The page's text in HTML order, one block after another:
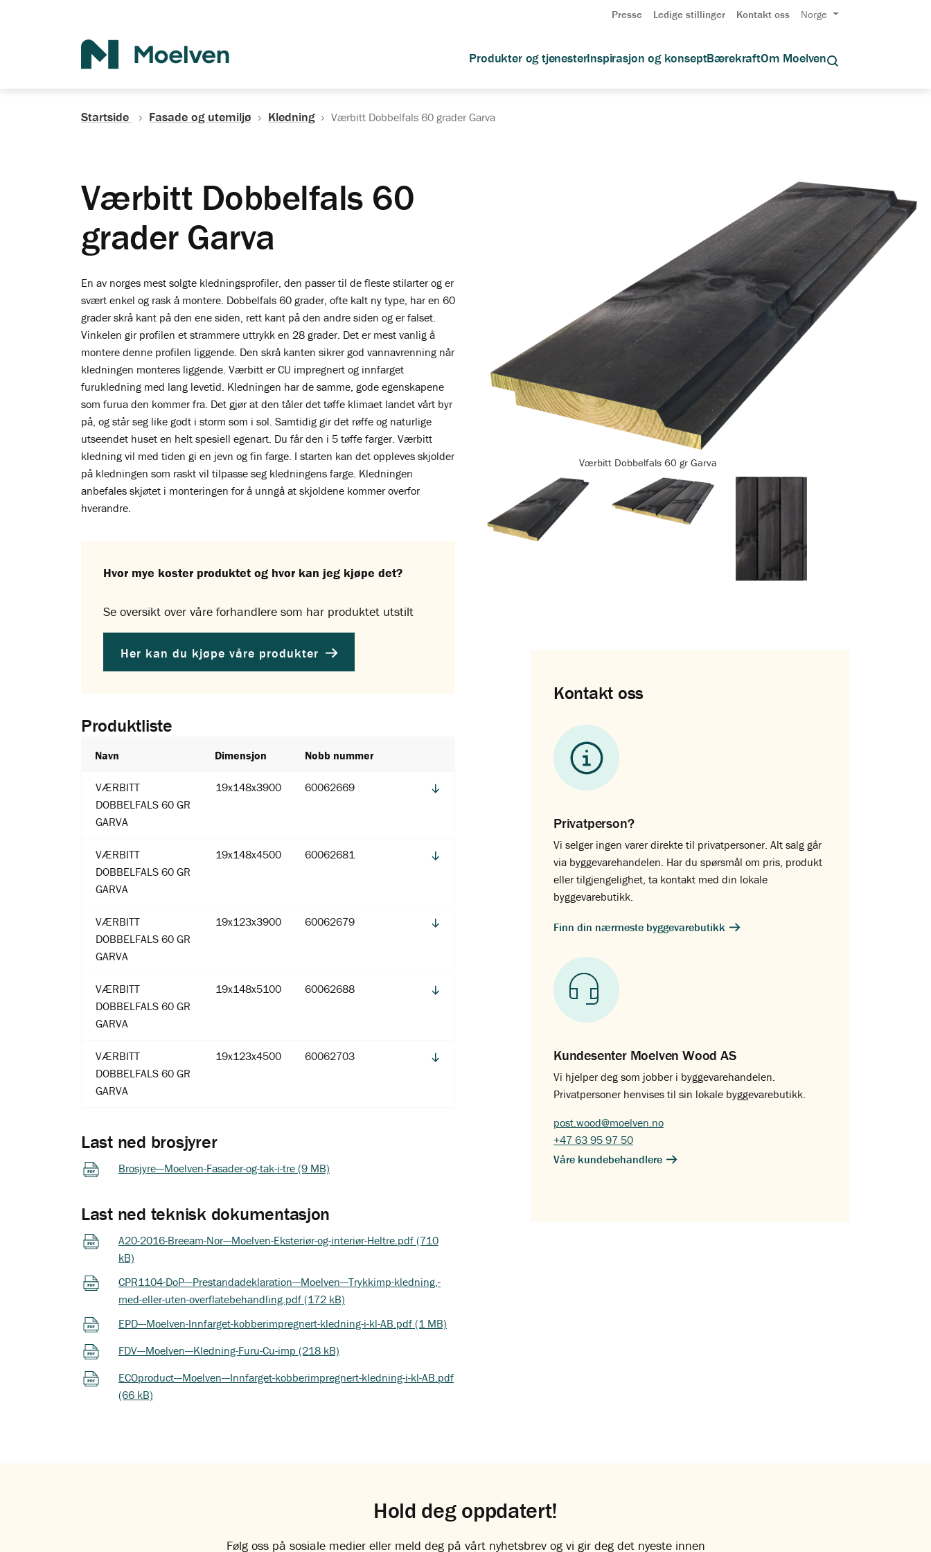
Presse Ledige stillinger Kontakt oss Norge
Produkter og tjenesterInspirasjon og konseptBærekraftOm Moelven
Startside Fasade og utemiljø Kledning Værbitt Dobbelfals 60 grader Garva
Værbitt Dobbelfals 60
grader Garva
En av norges mest solgte kledningsprofiler, den passer til de fleste stilarter og er
svært enkel og rask å montere. Dobbelfals 60 grader, ofte kalt ny type, har en 60
grader skrå kant på den ene siden, rett kant på den andre siden og er falset.
Vinkelen gir profilen et strammere uttrykk en 28 grader. Det er mest vanlig å
montere denne profilen liggende. Den skrå kanten sikrer god vannavrenning når
kledningen monteres liggende. Værbitt er CU impregnert og innfarget
furukledning med lang levetid. Kledningen har de samme, gode egenskapene
som furua den kommer fra. Det gjør at den tåler det tøffe klimaet landet vårt byr
på, og står seg like godt i storm som i sol. Samtidig gir det røffe og naturlige
utseendet huset en helt spesiell egenart. Du får den i 5 tøffe farger. Værbitt
kledning vil med tiden gi en jevn og fin farge. I starten kan det oppleves skjolder
på kledningen som raskt vil tilpasse seg kledningens farge. Kledningen
anbefales skjøtet i monteringen for å unngå at skjoldene kommer overfor
hverandre.
Hvor mye koster produktet og hvor kan jeg kjøpe det?
Se oversikt over våre forhandlere som har produktet utstilt
Her kan du kjøpe våre produkter
Produktliste
Navn Dimensjon Nobb nummer
VÆRBITT
DOBBELFALS 60 GR
GARVA
19x148x3900 60062669
VÆRBITT
DOBBELFALS 60 GR
GARVA
19x148x4500 60062681
VÆRBITT
DOBBELFALS 60 GR
GARVA
19x123x3900 60062679
VÆRBITT
DOBBELFALS 60 GR
GARVA
19x148x5100 60062688
VÆRBITT
DOBBELFALS 60 GR
GARVA
19x123x4500 60062703
Last ned brosjyrer
Brosjyre---Moelven-Fasader-og-tak-i-tre (9 MB)
Last ned teknisk dokumentasjon
A20-2016-Breeam-Nor---Moelven-Eksteriør-og-interiør-Heltre.pdf (710
kB)
CPR1104-DoP---Prestandadeklaration---Moelven---Trykkimp-kledning,-
med-eller-uten-overflatebehandling.pdf (172 kB)
EPD---Moelven-Innfarget-kobberimpregnert-kledning-i-kl-AB.pdf (1 MB)
FDV---Moelven---Kledning-Furu-Cu-imp (218 kB)
ECOproduct---Moelven---Innfarget-kobberimpregnert-kledning-i-kl-AB.pdf
(66 kB)
Værbitt Dobbelfals 60 gr Garva
Kontakt oss
Privatperson?
Vi selger ingen varer direkte til privatpersoner. Alt salg går
via byggevarehandelen. Har du spørsmål om pris, produkt
eller tilgjengelighet, ta kontakt med din lokale
byggevarebutikk.
Finn din nærmeste byggevarebutikk
Kundesenter Moelven Wood AS
Vi hjelper deg som jobber i byggevarehandelen.
Privatpersoner henvises til sin lokale byggevarebutikk.
post.wood@moelven.no
+47 63 95 97 50
Våre kundebehandlere
Hold deg oppdatert!
Følg oss på sosiale medier eller meld deg på vårt nyhetsbrev og vi gir deg det nyeste innen